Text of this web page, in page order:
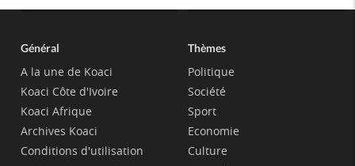
Général
A la une de Koaci
Koaci Côte d'Ivoire
Koaci Afrique
Archives Koaci
Conditions d'utilisation
Thèmes
Politique
Société
Sport
Economie
Culture